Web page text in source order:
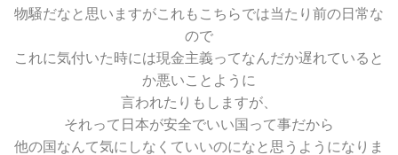
物騒だなと思いますがこれもこちらでは当たり前の日常な
ので
これに気付いた時には現金主義ってなんだか遅れていると
か悪いことように
言われたりもしますが、
それって日本が安全でいい国って事だから
他の国なんて気にしなくていいのになと思うようになりま